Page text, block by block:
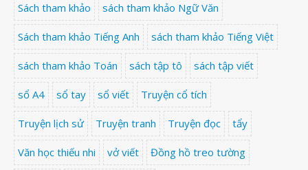
Sách tham khảo sách tham khảo Ngữ Văn
Sách tham khảo Tiếng Anh sách tham khảo Tiếng Việt
sách tham khảo Toán sách tập tô sách tập viết
sổ A4 sổ tay sổ viết Truyện cổ tích
Truyện lịch sử Truyện tranh Truyện đọc tẩy
Văn học thiếu nhi vở viết Đồng hồ treo tường